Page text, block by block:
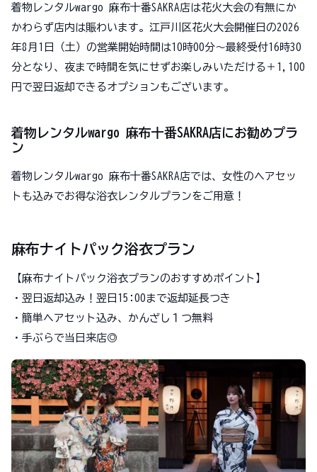
着物レンタルwargo 麻布十番SAKRA店は花火大会の有無にか
かわらず店内は賑わいます。江戸川区花火大会開催日の2026
年8月1日（土）の営業開始時間は10時00分～最終受付16時30
分となり、夜まで時間を気にせずお楽しみいただける＋1,100
円で翌日返却できるオプションもございます。
着物レンタルwargo 麻布十番SAKRA店にお勧めプラ
ン
着物レンタルwargo 麻布十番SAKRA店では、女性のヘアセッ
トも込みでお得な浴衣レンタルプランをご用意！
麻布ナイトパック浴衣プラン
【麻布ナイトパック浴衣プランのおすすめポイント】
・翌日返却込み！翌日15:00まで返却延長つき
・簡単ヘアセット込み、かんざし１つ無料
・手ぶらで当日来店◎